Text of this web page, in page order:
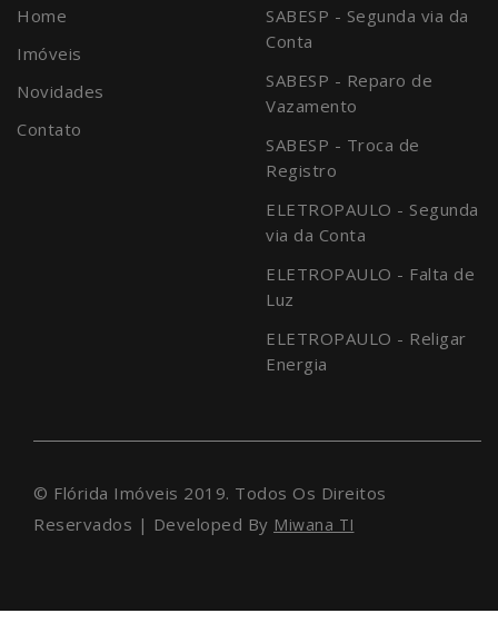
Home
Imóveis
Novidades
Contato
SABESP - Segunda via da
Conta
SABESP - Reparo de
Vazamento
SABESP - Troca de
Registro
ELETROPAULO - Segunda
via da Conta
ELETROPAULO - Falta de
Luz
ELETROPAULO - Religar
Energia
© Flórida Imóveis 2019. Todos Os Direitos
Reservados | Developed By Miwana TI